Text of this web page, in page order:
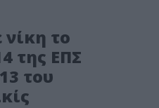
το
της ΕΠΣ
του